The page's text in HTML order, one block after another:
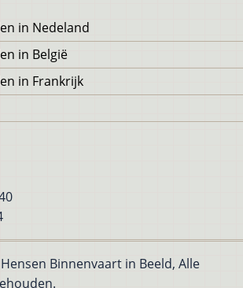
in Nedeland
in België
in Frankrijk
Binnenvaart in Beeld, Alle